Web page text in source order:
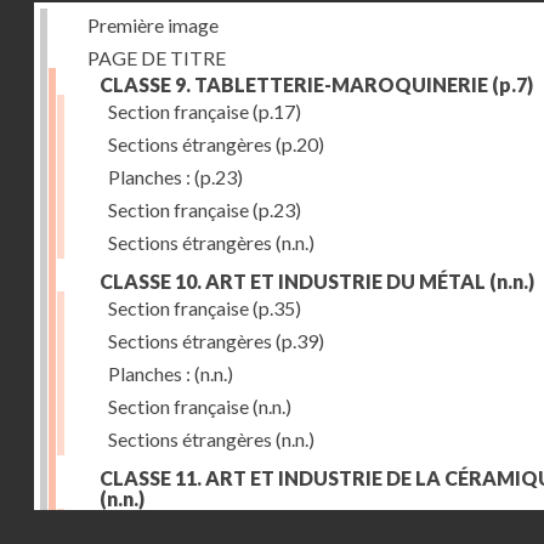
Première image
PAGE DE TITRE
CLASSE 9. TABLETTERIE-MAROQUINERIE (p.7)
Section française(p.17)
Sections étrangères (p.20)
Planches : (p.23)
Section française(p.23)
Sections étrangères (n.n.)
CLASSE 10. ART ET INDUSTRIE DU MÉTAL (n.n.)
Section française(p.35)
Sections étrangères (p.39)
Planches : (n.n.)
Section française(n.n.)
Sections étrangères (n.n.)
CLASSE 11. ART ET INDUSTRIE DE LA
(n.n.)